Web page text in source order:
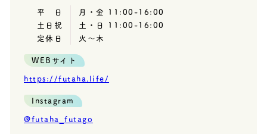
平 日
月・金 11:00-16:00
土日祝
土・日 11:00-16:00
定休日
火〜木
WEBサイト
https://futaha.life/
Instagram
@futaha_futago